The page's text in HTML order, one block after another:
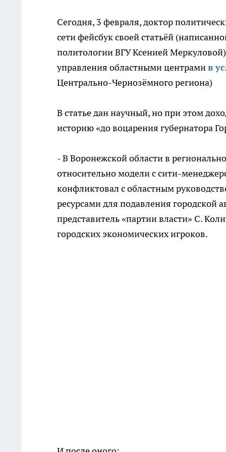
Сегодня, 3 февраля, доктор
сети фейсбук своей статьёй
политологии ВГУ Ксенией
управления областными центрамив
Центрально-Чернозёмного региона)
В статье дан научный, но при этом
историю «до воцарения губернатора
- В Воронежской области в
относительно модели с сити-
конфликтовал с областным
ресурсами для подавления городской
представитель «партии власти» С.
городских экономических игроков.